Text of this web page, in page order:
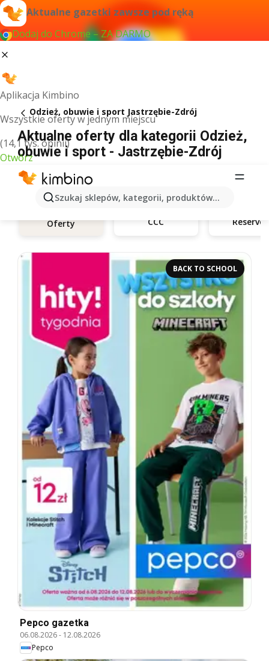
Aktualne gazetki zawsze pod ręką
Dodaj do Chrome – ZA DARMO
Aplikacja Kimbino
Wszystkie oferty w jednym miejscu
(14,1 tys. opinii)
Otwórz
Szukaj sklepów, kategorii, produktów...
Odzież, obuwie i sport Jastrzębie-Zdrój
Aktualne oferty dla kategorii Odzież,
obuwie i sport - Jastrzębie-Zdrój
Oferty CCC Reserved
BACK TO SCHOOL
Pepco gazetka
06.08.2026- 12.08.2026
Pepco